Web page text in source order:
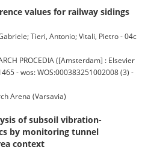
values for railway sidings
Tieri, Antonio; Vitali, Pietro - 04c
PROCEDIA ([Amsterdam] : Elsevier
- wos: WOS:000383251002008 (3) -
Arena (Varsavia)
of subsoil vibration-
by monitoring tunnel
context